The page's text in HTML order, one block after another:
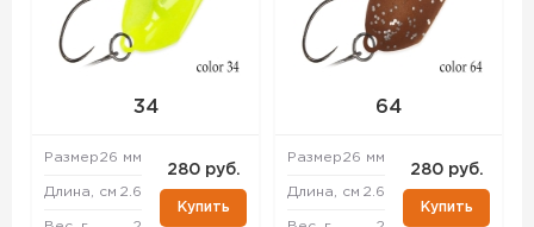
34
Размер26 мм
Длина, см 2.6
280 руб.
Купить
64
Размер26 мм
Длина, см 2.6
280 руб.
Купить